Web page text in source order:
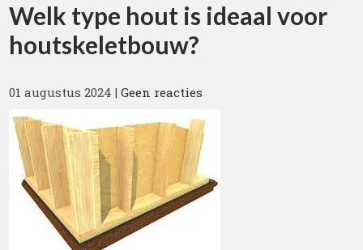
Welk type hout is ideaal voor
houtskeletbouw?
01 augustus 2024 |Geen reacties